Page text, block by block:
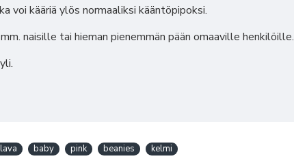
voi kääriä ylös normaaliksi kääntöpipoksi.
naisille tai hieman pienemmän pään omaaville henkilöille.
baby pink beanies kelmi